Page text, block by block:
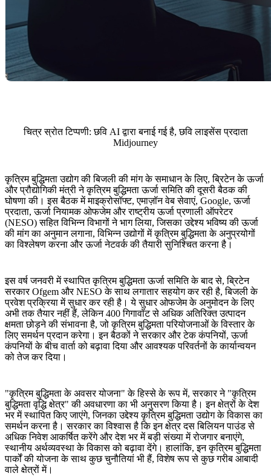
चित्र स्रोत टिप्पणी: छवि AI द्वारा बनाई गई है, छवि लाइसेंस प्रदाता
Midjourney
कृत्रिम बुद्धिमता उद्योग की बिजली की मांग के समाधान के लिए, ब्रिटेन के ऊर्जा
और प्रौद्योगिकी मंत्री ने कृत्रिम बुद्धिमता ऊर्जा समिति की दूसरी बैठक की
घोषणा की। इस बैठक में माइक्रोसॉफ्ट, एमाज़ॉन वेब सेवाएं, Google, ऊर्जा
प्रदाता, ऊर्जा नियामक ओफजेम और राष्ट्रीय ऊर्जा प्रणाली ऑपरेटर
(NESO) सहित विभिन्न विभागों ने भाग लिया, जिसका उद्देश्य भविष्य की ऊर्जा
की मांग का अनुमान लगाना, विभिन्न उद्योगों में कृत्रिम बुद्धिमता के अनुप्रयोगों
का विश्लेषण करना और ऊर्जा नेटवर्क की तैयारी सुनिश्चित करना है।
इस वर्ष जनवरी में स्थापित कृत्रिम बुद्धिमता ऊर्जा समिति के बाद से, ब्रिटेन
सरकार Ofgem और NESO के साथ लगातार सहयोग कर रही है, बिजली के
प्रवेश प्रक्रिया में सुधार कर रही है। ये सुधार ओफजेम के अनुमोदन के लिए
अभी तक तैयार नहीं हैं, लेकिन 400 गिगावॉट से अधिक अतिरिक्त उत्पादन
क्षमता छोड़ने की संभावना है, जो कृत्रिम बुद्धिमता परियोजनाओं के विस्तार के
लिए समर्थन प्रदान करेगा। इन बैठकों ने सरकार और टेक कंपनियों, ऊर्जा
कंपनियों के बीच वार्ता को बढ़ावा दिया और आवश्यक परिवर्तनों के कार्यान्वयन
को तेज कर दिया।
"कृत्रिम बुद्धिमता के अवसर योजना" के हिस्से के रूप में, सरकार ने "कृत्रिम
बुद्धिमता वृद्धि क्षेत्र" की अवधारणा का भी अनुसरण किया है। इन क्षेत्रों के देश
भर में स्थापित किए जाएंगे, जिनका उद्देश्य कृत्रिम बुद्धिमता उद्योग के विकास का
समर्थन करना है। सरकार का विश्वास है कि इन क्षेत्र दस बिलियन पाउंड से
अधिक निवेश आकर्षित करेंगे और देश भर में बड़ी संख्या में रोजगार बनाएंगे,
स्थानीय अर्थव्यवस्था के विकास को बढ़ावा देंगे। हालांकि, इन कृत्रिम बुद्धिमता
पार्कों की योजना के साथ कुछ चुनौतियां भी हैं, विशेष रूप से कुछ गरीब आबादी
वाले क्षेत्रों में।